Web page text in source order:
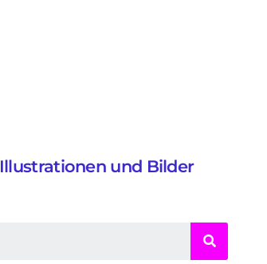
Illustrationen und Bilder